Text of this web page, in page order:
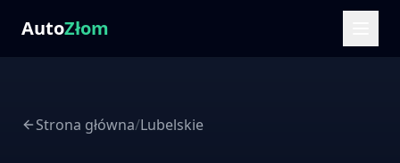
AutoZłom
Strona główna/Lubelskie